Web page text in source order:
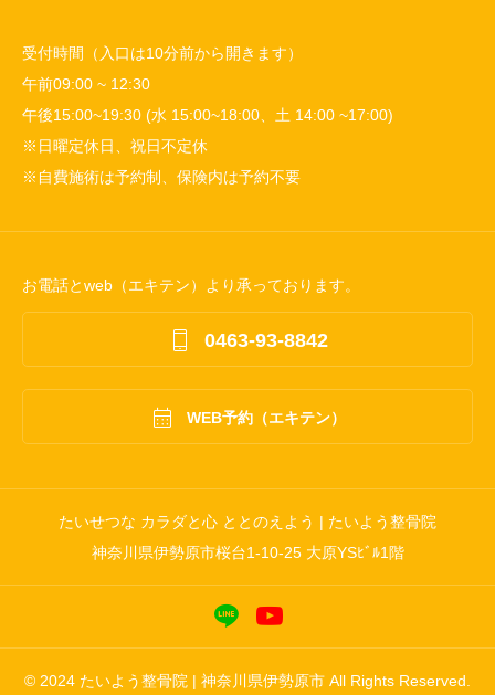
受付時間（入口は10分前から開きます）
午前09:00 ~ 12:30
午後15:00~19:30 (水 15:00~18:00、土 14:00 ~17:00)
※日曜定休日、祝日不定休
※自費施術は予約制、保険内は予約不要
お電話とweb（エキテン）より承っております。
 0463-93-8842
 WEB予約（エキテン）
たいせつな カラダと心 ととのえよう | たいよう整骨院
神奈川県伊勢原市桜台1-10-25 大原YSﾋﾞﾙ1階
© 2024 たいよう整骨院 | 神奈川県伊勢原市 All Rights Reserved.